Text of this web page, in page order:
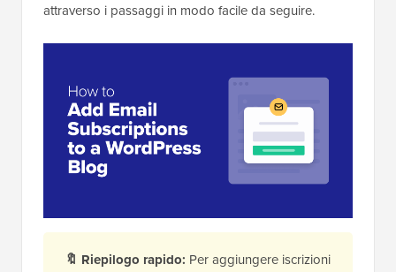
attraverso i passaggi in modo facile da seguire.
🔖 Riepilogo rapido: Per aggiungere iscrizioni